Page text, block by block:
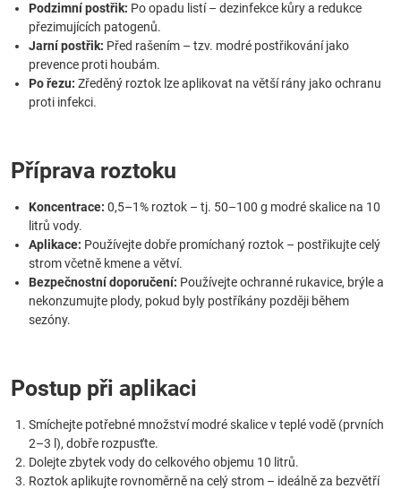
Podzimní postřik: Po opadu listí – dezinfekce kůry a redukce
přezimujících patogenů.
Jarní postřik: Před rašením – tzv. modré postřikování jako
prevence proti houbám.
Po řezu: Zředěný roztok lze aplikovat na větší rány jako ochranu
proti infekci.
Příprava roztoku
Koncentrace: 0,5–1% roztok – tj. 50–100 g modré skalice na 10
litrů vody.
Aplikace: Používejte dobře promíchaný roztok – postřikujte celý
strom včetně kmene a větví.
Bezpečnostní doporučení: Používejte ochranné rukavice, brýle a
nekonzumujte plody, pokud byly postříkány později během
sezóny.
Postup při aplikaci
Smíchejte potřebné množství modré skalice v teplé vodě (prvních
2–3 l), dobře rozpusťte.
Dolejte zbytek vody do celkového objemu 10 litrů.
Roztok aplikujte rovnoměrně na celý strom – ideálně za bezvětří